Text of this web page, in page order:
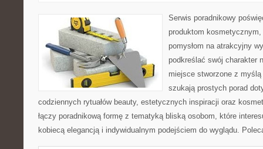
Serwis poradnikowy
produktom
pomysłom na atrakcyjny
podkreślać swój charakter
miejsce stworzone z
szukają prostych porad
codziennych rytuałów beauty, estetycznych inspiracji oraz
łączy poradnikową formę z tematyką bliską osobom, które
kobiecą elegancją i indywidualnym podejściem do wyglądu.